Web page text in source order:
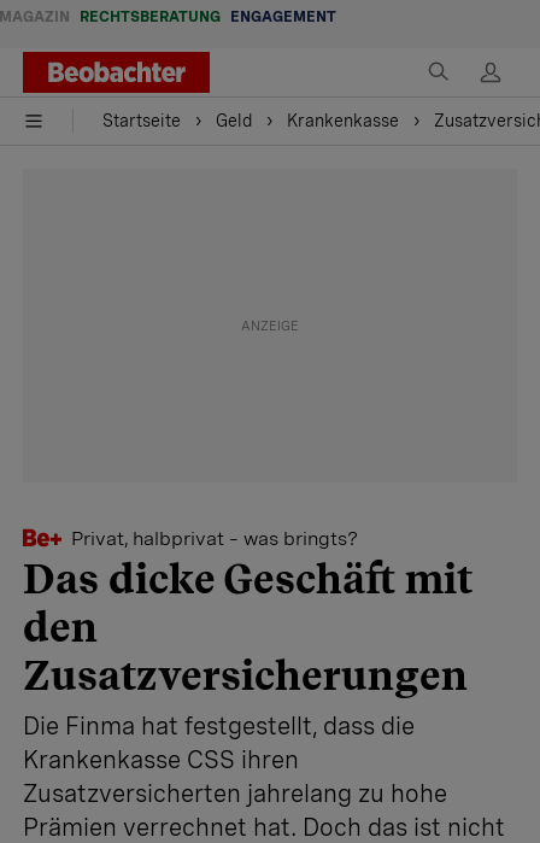
MAGAZIN RECHTSBERATUNG ENGAGEMENT
Startseite Geld Krankenkasse
Privat, halbprivat – was bringts?
Das dicke Geschäft mit
den
Zusatzversicherungen
Die Finma hat festgestellt, dass die
Krankenkasse CSS ihren
Zusatzversicherten jahrelang zu hohe
Prämien verrechnet hat. Doch das ist nicht